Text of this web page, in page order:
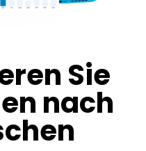
Sie
nach